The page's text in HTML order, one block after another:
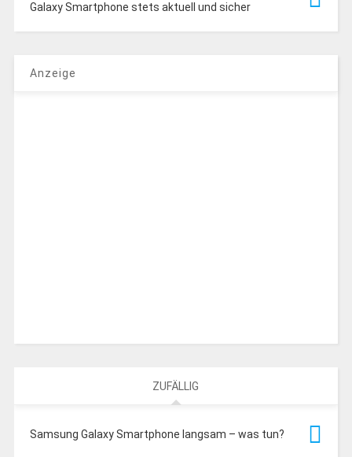
Galaxy Smartphone stets aktuell und sicher
Anzeige
ZUFÄLLIG
Samsung Galaxy Smartphone langsam – was tun?